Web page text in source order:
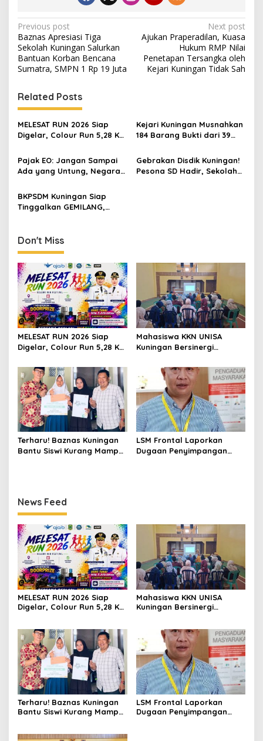
Post
navigation
Previous post
Baznas Apresiasi Tiga
Sekolah Kuningan Salurkan
Bantuan Korban Bencana
Sumatra, SMPN 1 Rp 19 Juta
Next post
Ajukan Praperadilan, Kuasa
Hukum RMP Nilai
Penetapan Tersangka oleh
Kejari Kuningan Tidak Sah
Related Posts
MELESAT RUN 2026 Siap
Digelar, Colour Run 5,28 Km
dan Promosi Kuningan
Kejari Kuningan Musnahkan
184 Barang Bukti dari 39
Direbus agar Tak Bisa
Digunakan Lagi
Pajak EO: Jangan Sampai
Ada yang Untung, Negara
Gebrakan Disdik Kuningan!
Pesona SD Hadir, Sekolah
BKPSDM Kuningan Siap
Tinggalkan GEMILANG,
ASN
Don't Miss
MELESAT RUN 2026 Siap
Digelar, Colour Run 5,28 Km
dan Promosi Kuningan
Mahasiswa KKN UNISA
Kuningan Bersinergi
Puskesmas, Fokus Edukasi
ASI, Cegah Stunting hingga
Perawatan Lansia
Terharu! Baznas Kuningan
Bantu Siswi Kurang Mampu
LSM Frontal Laporkan
Dugaan Penyimpangan
News Feed
MELESAT RUN 2026 Siap
Digelar, Colour Run 5,28 Km
Mahasiswa KKN UNISA
Kuningan Bersinergi
ASI, Cegah Stunting hingga
Perawatan Lansia
Terharu! Baznas Kuningan
Bantu Siswi Kurang Mampu
LSM Frontal Laporkan
Dugaan Penyimpangan